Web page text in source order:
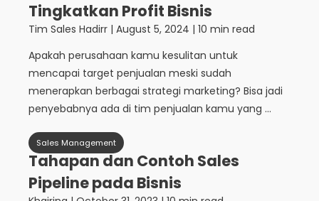
Tingkatkan Profit Bisnis
Tim Sales Hadirr | August 5, 2024 | 10 min read
Apakah perusahaan kamu kesulitan untuk
mencapai target penjualan meski sudah
menerapkan berbagai strategi marketing? Bisa jadi
penyebabnya ada di tim penjualan kamu yang ...
Sales Management
Tahapan dan Contoh Sales
Pipeline pada Bisnis